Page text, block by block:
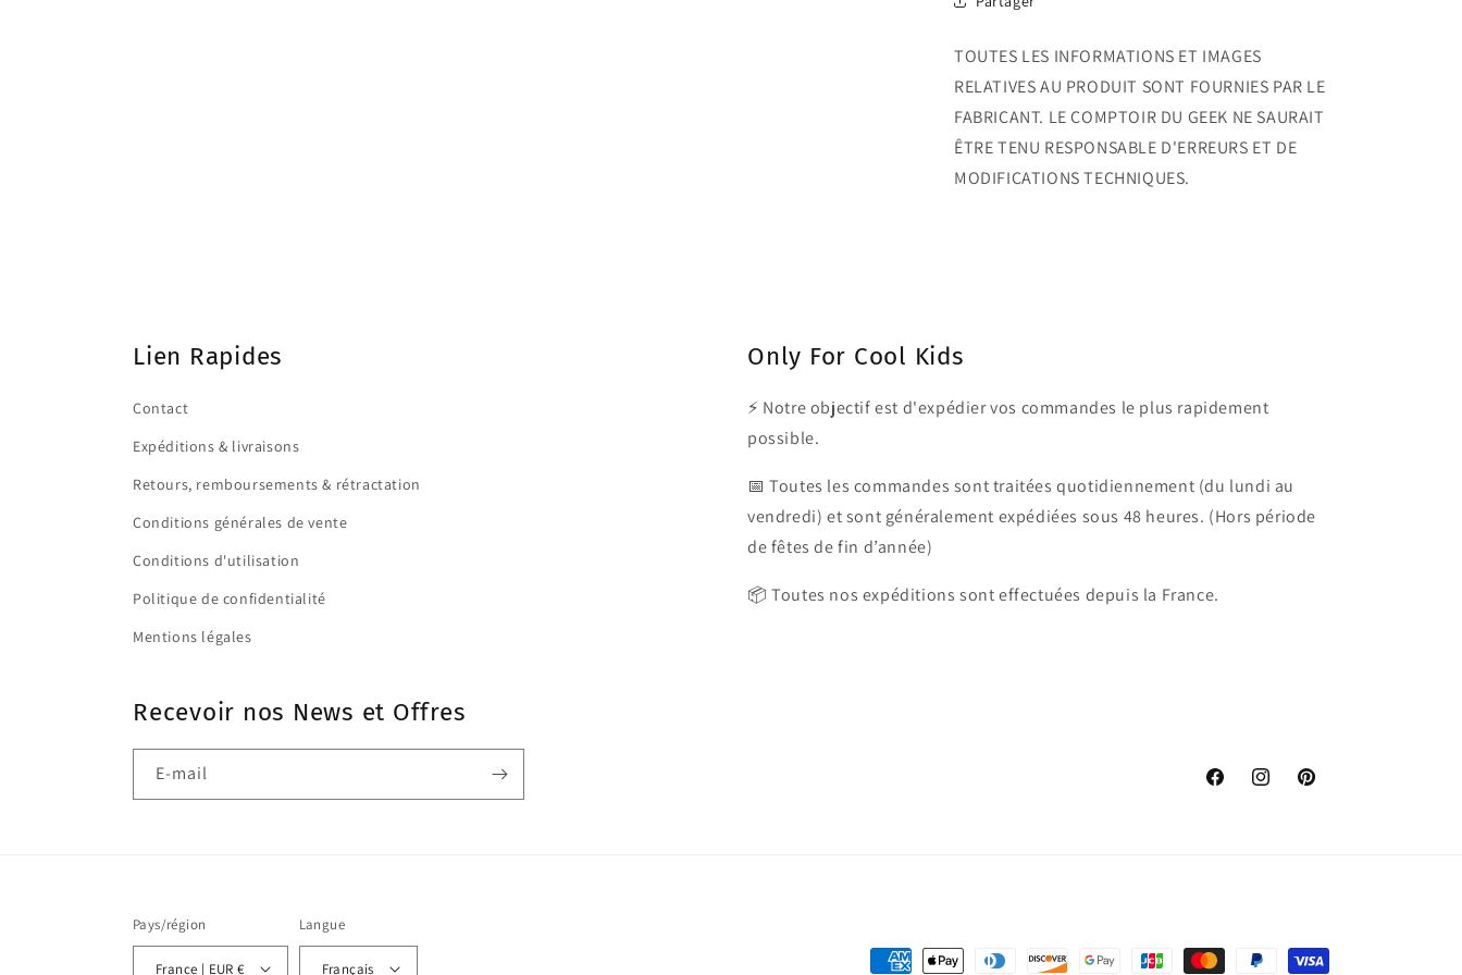
TOUTES LES INFORMATIONS ET IMAGES
RELATIVES AU PRODUIT SONT FOURNIES PAR LE
FABRICANT. LE COMPTOIR DU GEEK NE SAURAIT
ÊTRE TENU RESPONSABLE D'ERREURS ET DE
MODIFICATIONS TECHNIQUES.
Lien Rapides
Contact
Expéditions & livraisons
Retours, remboursements & rétractation
Conditions générales de vente
Conditions d'utilisation
Politique de confidentialité
Mentions légales
Only For Cool Kids
⚡ Notre objectif est d'expédier vos commandes le plus rapidement
possible.
📅 Toutes les commandes sont traitées quotidiennement (du lundi au
vendredi) et sont généralement expédiées sous 48 heures. (Hors période
de fêtes de fin d’année)
📦 Toutes nos expéditions sont effectuées depuis la France.
Recevoir nos News et Offres
E-mail
FacebookInstagramPinterest
Pays/région
France | EUR €
Langue
Français Moyens